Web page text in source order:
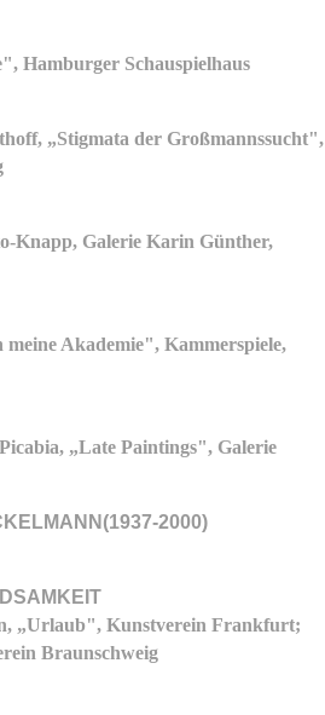
Hamburger Schauspielhaus
„Stigmata der Großmannssucht",
Knapp, Galerie Karin Günther,
Akademie", Kammerspiele,
„Late Paintings", Galerie
2000)
„Urlaub", Kunstverein Frankfurt;
Braunschweig